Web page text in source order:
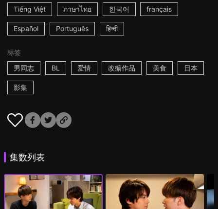
Tiếng Việt ภาษาไทย 한국어 français
Español Português हिन्दी
标签
男同志
BL 爱情 改编作品 美食 日本
影集
集数列表